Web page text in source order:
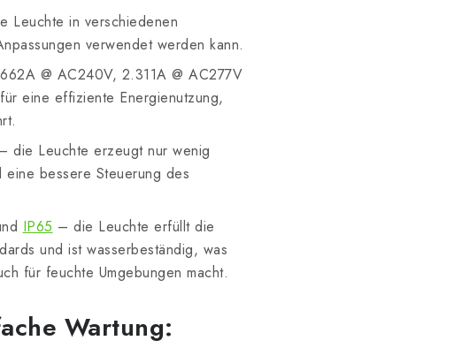
Leuchte in verschiedenen
verwendet werden kann.
@ AC240V, 2.311A @ AC277V
eine effiziente Energienutzung,
die Leuchte erzeugt nur wenig
eine bessere Steuerung des
IP65 – die Leuchte erfüllt die
und ist wasserbeständig, was
für feuchte Umgebungen macht.
Wartung: